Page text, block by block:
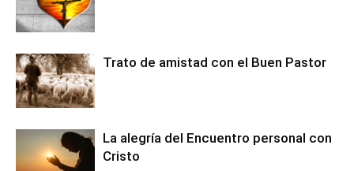
Trato de amistad con el Buen Pastor
La alegría del Encuentro personal con
Cristo